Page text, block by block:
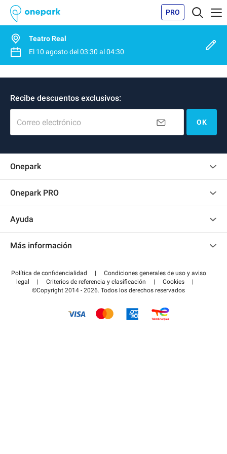
PRO
Teatro Real
El 10 agostodel03:30 al04:30
Recibe descuentos exclusivos:
Correo electrónico OK
Onepark
Onepark PRO
Convertirse en colaborador
Acceder a mi área de colaborador
Ayuda
Pagar el aparcamiento FLOW
Más información
Guía de estacionamiento
Política de confidencialidad |
Condiciones generales de uso y aviso
legal
| Criterios de referencia y clasificación | Cookies
|
©Copyright 2014 - 2026. Todos los derechos reservados